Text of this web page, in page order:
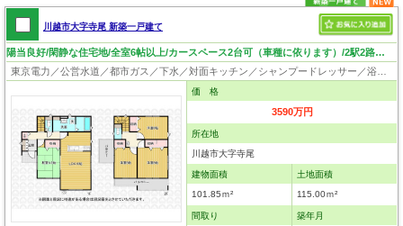
川越市大字寺尾 新築一戸建て
陽当良好/閑静な住宅地/全室6帖以上/カースペース2台可（車種に依ります）/2駅2路線利用可
価 格
3590万円
所在地
川越市大字寺尾
建物面積
101.85ｍ²
土地面積
115.00ｍ²
間取り 築年月